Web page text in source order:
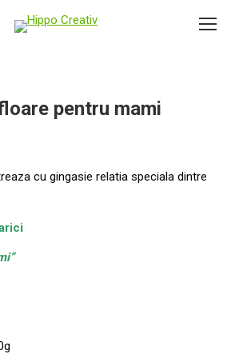
pentru mami
cu gingasie relatia speciala dintre